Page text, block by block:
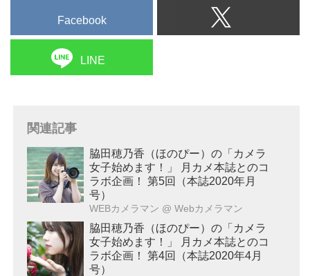
Facebook
LINE
関連記事
脇田穂乃香（ほのぴー）の「カメラ
女子始めます！」 月カメ本誌とのコ
ラボ企画！ 第5回（本誌2020年月
号）
WEBカメラマン @ Webカメラマン
脇田穂乃香（ほのぴー）の「カメラ
女子始めます！」 月カメ本誌とのコ
ラボ企画！ 第4回（本誌2020年4月
号）